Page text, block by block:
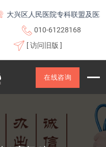
兴区人民医院专科联盟及医联体
010-61228168
[ 访问旧版 ]
在线咨询